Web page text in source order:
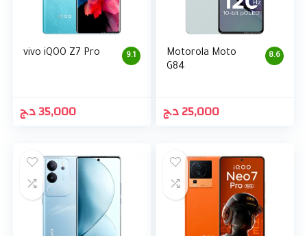
9.1
vivo iQOO Z7 Pro
35,000د.ج
8.6
Motorola Moto
G84
25,000د.ج